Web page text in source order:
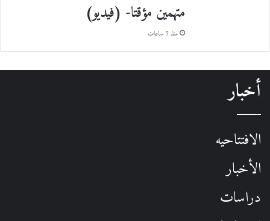
متهمين مؤقتا- (فيديو)
منذ 5 ساعات
أخبار
الافتتاحيه
الأخبار
دراسات